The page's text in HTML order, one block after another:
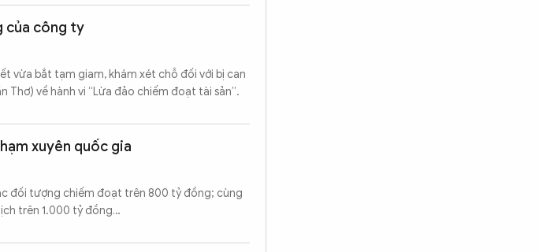
của công ty
vừa bắt tạm giam, khám xét chỗ đối với bị can
Thơ) về hành vi “Lừa đảo chiếm đoạt tài sản”.
xuyên quốc gia
đối tượng chiếm đoạt trên 800 tỷ đồng; cùng
trên 1.000 tỷ đồng…